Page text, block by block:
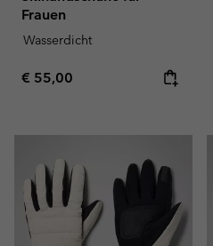
Frauen
Wasserdicht
Regular price:
€ 55,00